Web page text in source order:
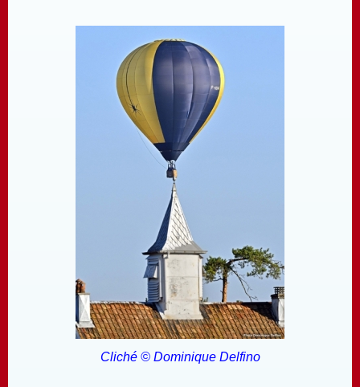
Cliché © Dominique Delfino